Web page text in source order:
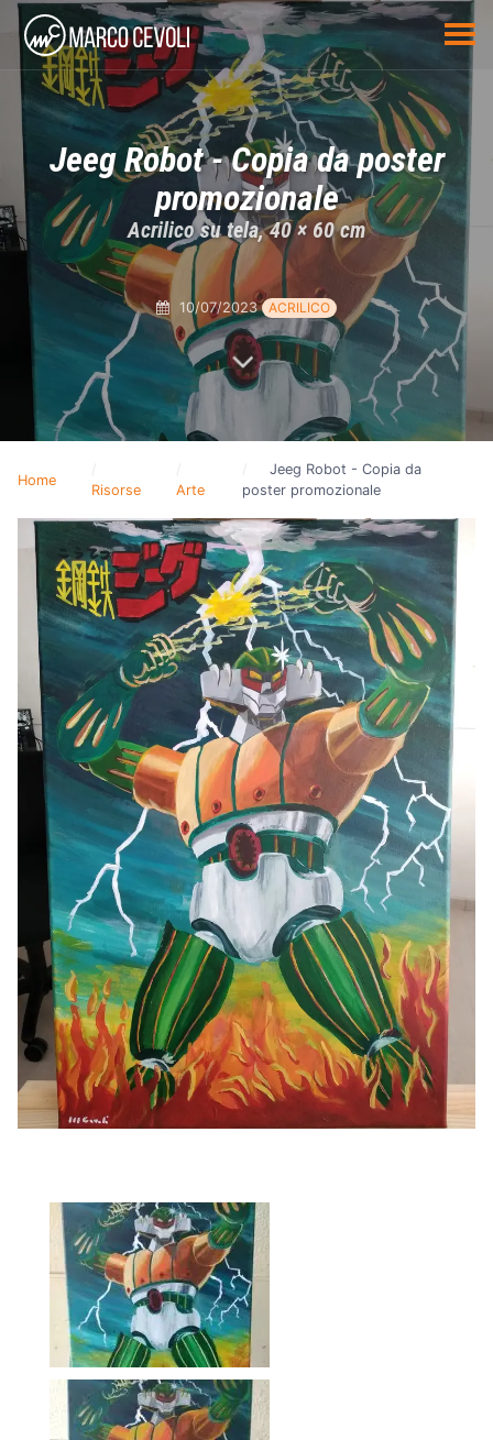
Jeeg Robot - Copia da poster
promozionale
Acrilico su tela, 40 × 60 cm
10/07/2023 ACRILICO
Home
Risorse Arte
Jeeg Robot - Copia da
poster promozionale